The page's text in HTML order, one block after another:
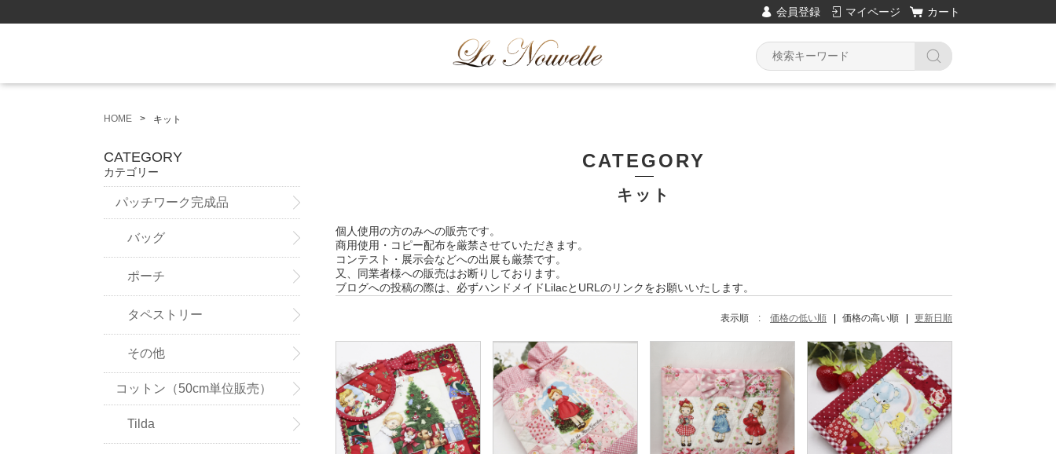
会員登録 マイページ カート
HOME キット
CATEGORY
キット
個人使用の方のみへの販売です。
商用使用・コピー配布を厳禁させていただきます。
コンテスト・展示会などへの出展も厳禁です。
又、同業者様への販売はお断りしております。
ブログへの投稿の際は、必ずハンドメイドLilacとURLのリンクをお願いいたします。
表示順 : 価格の低い順 価格の高い順 更新日順
CATEGORY
カテゴリー
パッチワーク完成品
バッグ
ポーチ
タペストリー
その他
コットン（50cm単位販売）
Tilda